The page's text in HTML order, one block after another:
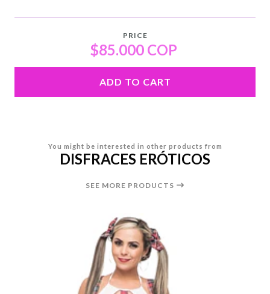
PRICE
$85.000 COP
ADD TO CART
You might be interested in other products from
DISFRACES ERÓTICOS
SEE MORE PRODUCTS